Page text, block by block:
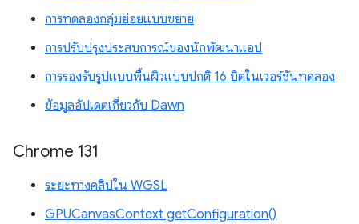
การทดลองกลุ่มย่อยแบบขยาย
การปรับปรุงประสบการณ์ของนักพัฒนาแอป
การรองรับรูปแบบพื้นผิวแบบปกติ 16 บิตในเวอร์ชันทดลอง
ข้อมูลอัปเดตเกี่ยวกับ Dawn
Chrome 131
ระยะทางคลิปใน WGSL
GPUCanvasContext getConfiguration()